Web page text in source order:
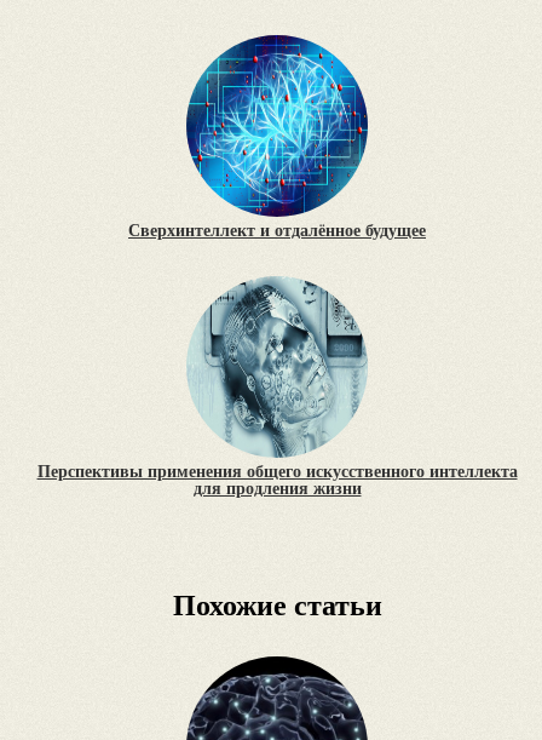
Сверхинтеллект и отдалённое будущее
Перспективы применения общего искусственного интеллекта
для продления жизни
Похожие статьи